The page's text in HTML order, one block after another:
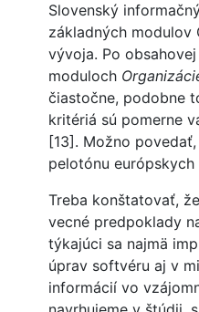
Slovenský
základných modulov
vývoja. Po
moduloch
čiastočne, podobne
kritériá sú pomerne
[13]. Možno
pelotónu
Treba konštatovať,
vecné predpoklady
týkajúci sa najmä
úprav softvéru aj v
informácií vo